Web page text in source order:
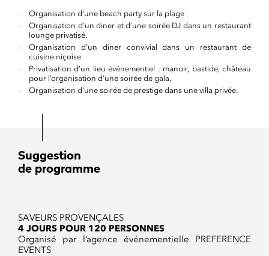
Organisation d’une beach party sur la plage
Organisation d’un diner et d’une soirée DJ dans un restaurant
lounge privatisé.
Organisation d’un diner convivial dans un restaurant de
cuisine niçoise
Privatisation d’un lieu événementiel : manoir, bastide, château
pour l’organisation d’une soirée de gala.
Organisation d’une soirée de prestige dans une villa privée.
Suggestion
de programme
SAVEURS PROVENÇALES
4 JOURS POUR 120 PERSONNES
Organisé par l’agence événementielle PREFERENCE
EVENTS